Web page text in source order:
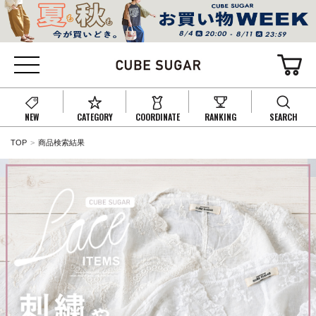
NEW CATEGORY COORDINATE RANKING SEARCH
TOP 商品検索結果